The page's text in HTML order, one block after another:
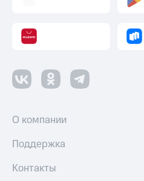
О компании
Поддержка
Контакты